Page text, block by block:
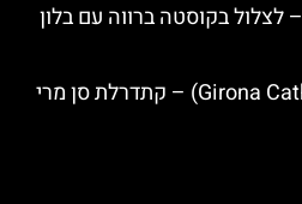
לצלול בקוסטה ברווה עם בלון
קתדרלת גירונה (Girona Cathedral) – קתדרלת סן מרי